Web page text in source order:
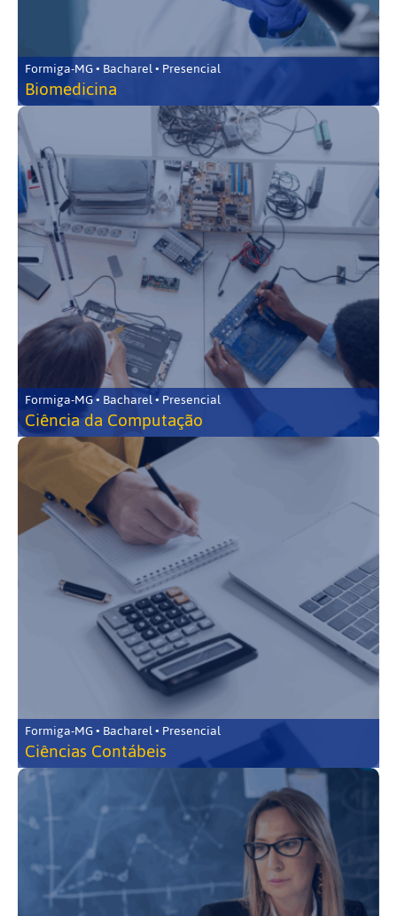
Formiga-MG • Bacharel • Presencial
Biomedicina
Formiga-MG • Bacharel • Presencial
Ciência da Computação
Formiga-MG • Bacharel • Presencial
Ciências Contábeis